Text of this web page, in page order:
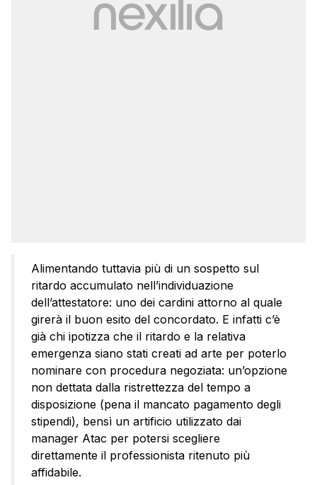
Alimentando tuttavia più di un sospetto sul
ritardo accumulato nell’individuazione
dell’attestatore: uno dei cardini attorno al quale
girerà il buon esito del concordato. E infatti c’è
già chi ipotizza che il ritardo e la relativa
emergenza siano stati creati ad arte per poterlo
nominare con procedura negoziata: un’opzione
non dettata dalla ristrettezza del tempo a
disposizione (pena il mancato pagamento degli
stipendi), bensì un artificio utilizzato dai
manager Atac per potersi scegliere
direttamente il professionista ritenuto più
affidabile.